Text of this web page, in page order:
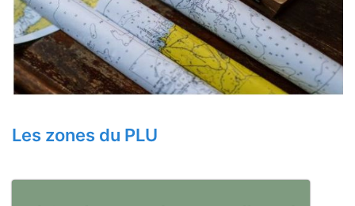
Les zones du PLU